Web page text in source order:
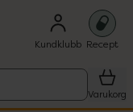
Kundklubb Recept
Varukorg